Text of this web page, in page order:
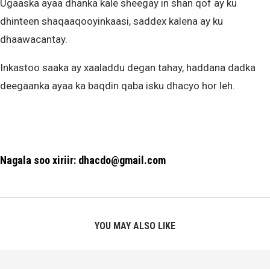
Ugaaska ayaa dhanka kale sheegay in shan qof ay ku
dhinteen shaqaaqooyinkaasi, saddex kalena ay ku
dhaawacantay.
Inkastoo saaka ay xaaladdu degan tahay, haddana dadka
deegaanka ayaa ka baqdin qaba isku dhacyo hor leh.
Nagala soo xiriir: dhacdo@gmail.com
YOU MAY ALSO LIKE